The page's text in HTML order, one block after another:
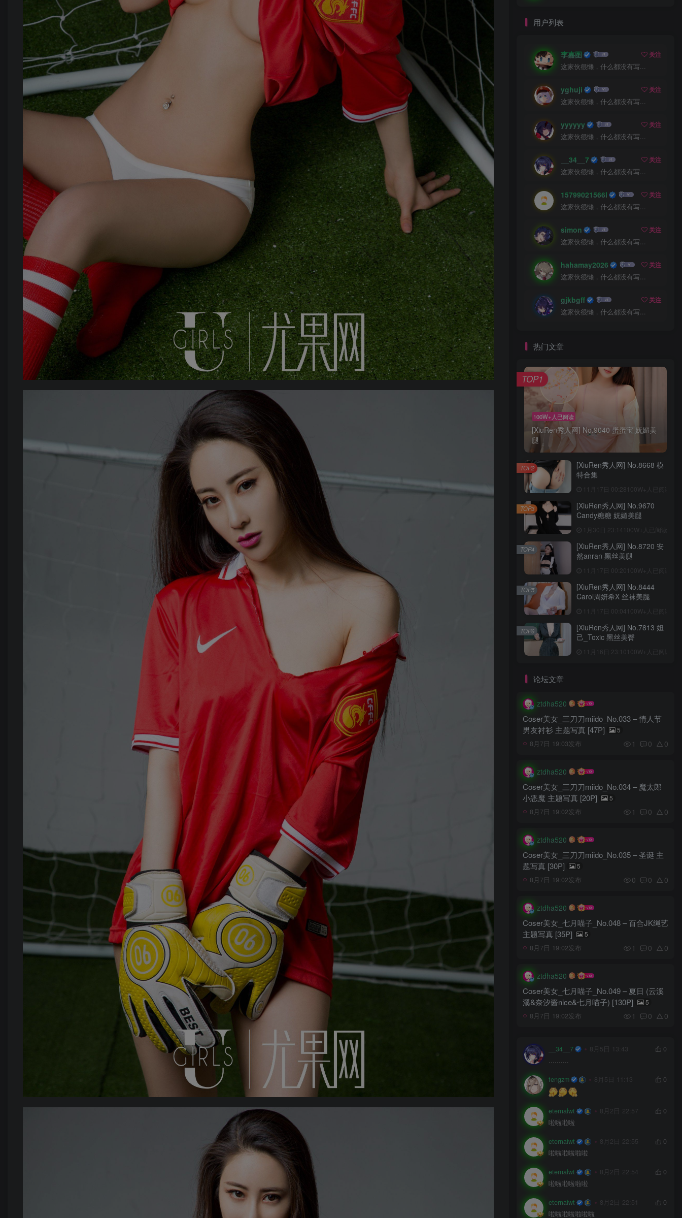
用户列表
李嘉图
关注
这家伙很懒，什么都没有写...
yghuji
关注
这家伙很懒，什么都没有写...
yyyyyy
关注
这家伙很懒，什么都没有写...
__34__7
关注
这家伙很懒，什么都没有写...
15799021566l
关注
这家伙很懒，什么都没有写...
simon
关注
这家伙很懒，什么都没有写...
hahamay2026
关注
这家伙很懒，什么都没有写...
gjkbgff
关注
这家伙很懒，什么都没有写...
热门文章
100W+人已阅读
[XiuRen秀人网] No.9040 蛋蛋宝 妩媚美
腿
TOP1
[XiuRen秀人网] No.8668 模
特合集
11月17日 00:28 100W+人已阅读
TOP2
[XiuRen秀人网] No.9670
Candy糖糖 妩媚美腿
1月30日 23:14 100W+人已阅读
TOP3
[XiuRen秀人网] No.8720 安
然anran 黑丝美腿
11月17日 00:20 100W+人已阅读
TOP4
[XiuRen秀人网] No.8444
Carol周妍希X 丝袜美腿
11月17日 00:04 100W+人已阅读
TOP5
[XiuRen秀人网] No.7813 妲
己_Toxic 黑丝美臀
11月16日 23:10 100W+人已阅读
TOP6
论坛文章
ztdha520
Coser美女_三刀刀miido_No.033 – 情人节
男友衬衫 主题写真 [47P]
5
8月7日 19:03发布 1 0 0
ztdha520
Coser美女_三刀刀miido_No.034 – 魔太郎
小恶魔 主题写真 [20P]
5
8月7日 19:02发布 1 0 0
ztdha520
Coser美女_三刀刀miido_No.035 – 圣诞 主
题写真 [30P]
5
8月7日 19:02发布 0 0 0
ztdha520
Coser美女_七月喵子_No.048 – 百合JK绳艺
主题写真 [35P]
5
8月7日 19:02发布 1 0 0
ztdha520
Coser美女_七月喵子_No.049 – 夏日 (云溪
溪&奈汐酱nice&七月喵子) [130P]
5
8月7日 19:02发布 1 0 0
__34__7 8月5日 13:43
0
..........
fengzm 8月5日 11:13 0
eternalwt 8月2日 22:57
0
啦啦啦啦
eternalwt 8月2日 22:55
0
啦啦啦啦啦啦
eternalwt 8月2日 22:54
0
啦啦啦啦啦啦
eternalwt 8月2日 22:51
0
啦啦啦啦啦啦啦